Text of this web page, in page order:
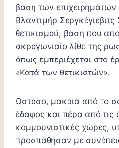
βάση των επιχειρημάτων
Βλαντιμήρ
θετικισμού, βάση που
ακρογωνιαίο λίθο της
όπως εμπεριέχεται στο
«Κατά των θετικιστών».
Ωστόσο, μακριά από το
έδαφος και πέρα από τις
κομμουνιστικές χώρες,
προσπάθησαν με